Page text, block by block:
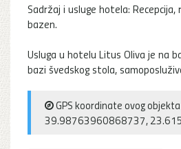
Sadržaj i usluge hotela:
bazen.
Usluga u hotelu Litus Oliva je na
bazi švedskog stola,
GPS koordinate ovog
39.98763960868737,